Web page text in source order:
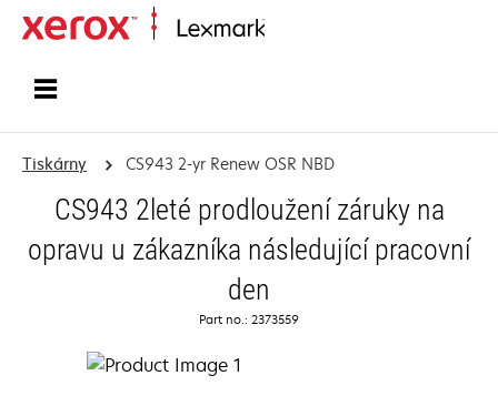
Tiskárny CS943 2-yr Renew OSR NBD
CS943 2leté prodloužení záruky na
opravu u zákazníka následující pracovní
den
Part no.: 2373559